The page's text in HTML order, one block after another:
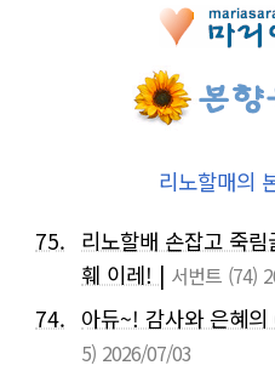
리노할매의
75. 리노할배 손잡고 죽
훼 이레! | 서번트 (74)
74. 아듀~! 감사와 은혜
5) 2026/07/03